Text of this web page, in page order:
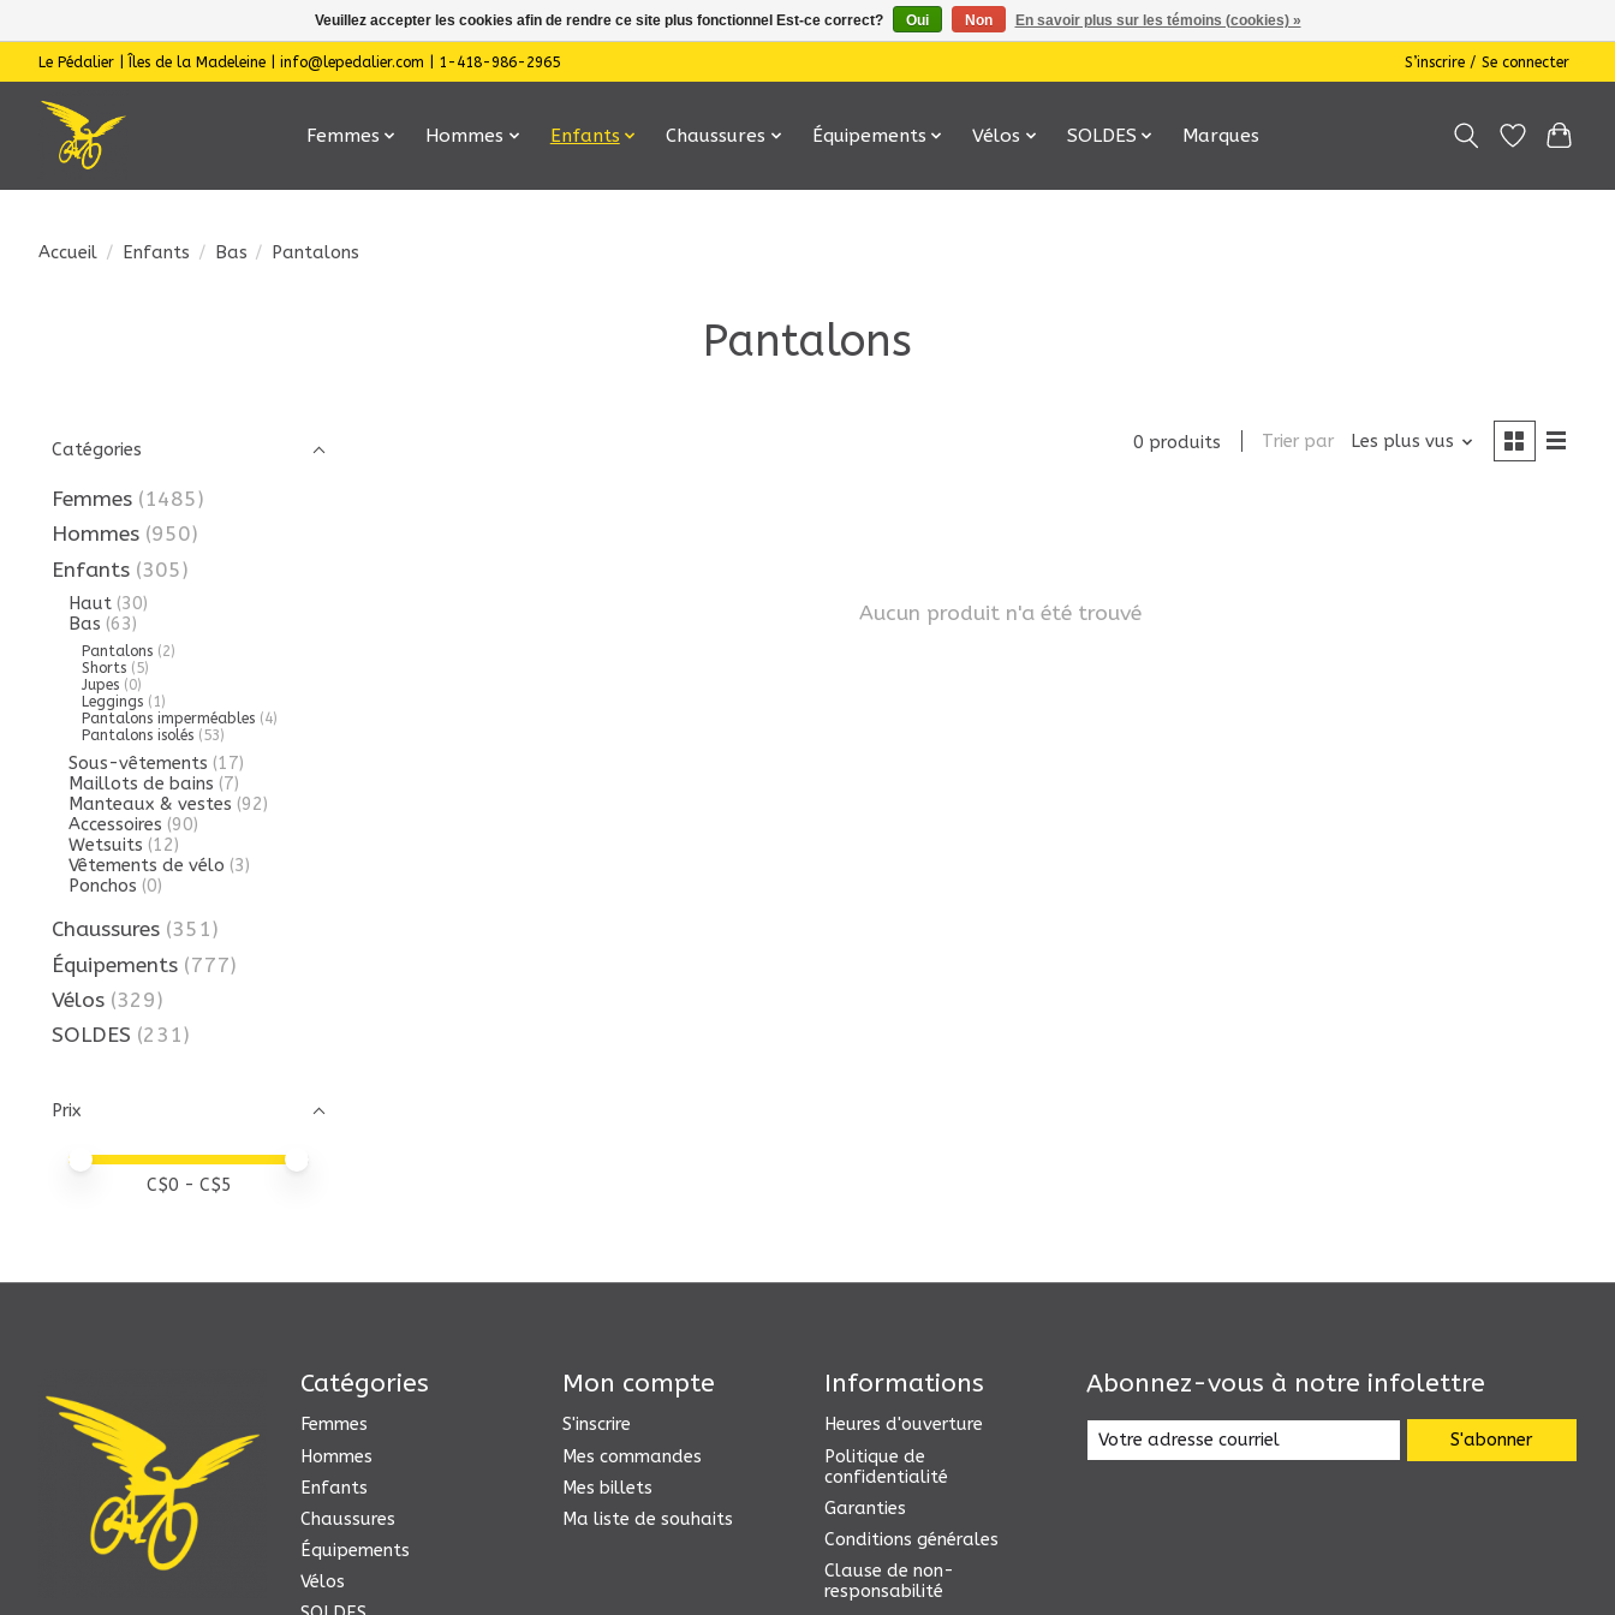
Le Pédalier | Îles de la Madeleine | info@lepedalier.com | 1-418-986-2965 S’inscrire / Se connecter
Femmes Hommes Enfants Chaussures Équipements Vélos SOLDES Marques
Accueil / Enfants / Bas / Pantalons
Pantalons
Catégories
Femmes (1485)
Hommes (950)
Enfants (305)
Haut (30)
Bas (63)
Pantalons (2)
Shorts (5)
Jupes (0)
Leggings (1)
Pantalons imperméables (4)
Pantalons isolés (53)
Sous-vêtements (17)
Maillots de bains (7)
Manteaux & vestes (92)
Accessoires (90)
Wetsuits (12)
Vêtements de vélo (3)
Ponchos (0)
Chaussures (351)
Équipements (777)
Vélos (329)
SOLDES (231)
Prix
Prix minimum
Price maximum value
C$0 - C$5
0 produits Trier par Les plus vus
Aucun produit n'a été trouvé
Catégories
Femmes
Hommes
Enfants
Chaussures
Équipements
Vélos
Mon compte
S'inscrire
Mes commandes
Mes billets
Ma liste de souhaits
Informations
Heures d'ouverture
Politique de
confidentialité
Garanties
Conditions générales
Clause de non-
responsabilité
Abonnez-vous à notre infolettre
S'abonner
Veuillez accepter les cookies afin de rendre ce site plus fonctionnel Est-ce correct? Oui Non En savoir plus sur les témoins (cookies) »